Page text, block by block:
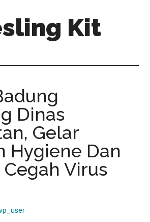
Kit
Dinas
Gelar
Hygiene Dan
Virus